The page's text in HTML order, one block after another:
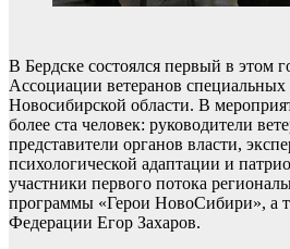
В Бердске состоялся первый в этом
Ассоциации ветеранов
Новосибирской области. В
более ста человек: руководители
представители органов власти,
психологической адаптации и
участники первого потока
программы «Герои НовоСибири», а
Федерации Егор Захаров.